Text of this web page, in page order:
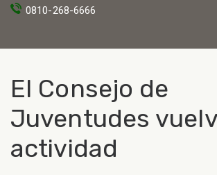
0810-268-6666
El Consejo de
Juventudes
actividad